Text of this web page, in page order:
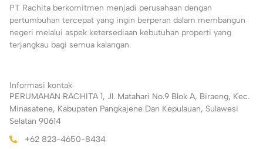
PT Rachita berkomitmen menjadi perusahaan dengan
pertumbuhan tercepat yang ingin berperan dalam membangun
negeri melalui aspek ketersediaan kebutuhan properti yang
terjangkau bagi semua kalangan.
Informasi kontak
PERUMAHAN RACHITA 1, Jl. Matahari No.9 Blok A, Biraeng, Kec.
Minasatene, Kabupaten Pangkajene Dan Kepulauan, Sulawesi
Selatan 90614
+62 823-4650-8434